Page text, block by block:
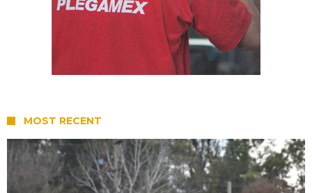
MOST RECENT